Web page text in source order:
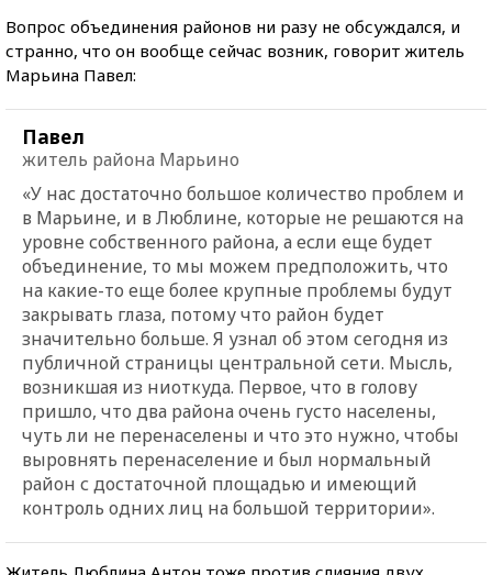
Вопрос объединения районов ни разу не обсуждался, и
странно, что он вообще сейчас возник, говорит житель
Марьина Павел:
Павел
житель района Марьино
«У нас достаточно большое количество проблем и
в Марьине, и в Люблине, которые не решаются на
уровне собственного района, а если еще будет
объединение, то мы можем предположить, что
на какие-то еще более крупные проблемы будут
закрывать глаза, потому что район будет
значительно больше. Я узнал об этом сегодня из
публичной страницы центральной сети. Мысль,
возникшая из ниоткуда. Первое, что в голову
пришло, что два района очень густо населены,
чуть ли не перенаселены и что это нужно, чтобы
выровнять перенаселение и был нормальный
район с достаточной площадью и имеющий
контроль одних лиц на большой территории».